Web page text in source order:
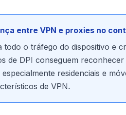
entre VPN e proxies no
todo o tráfego do dispositivo e
de DPI conseguem
residenciais e
de VPN.